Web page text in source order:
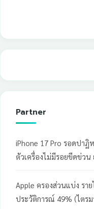
Partner
iPhone 17 Pro รอดปาฏิ
ตัวเครื่องไม่มีรอยขีดข่วน
Apple ครองส่วนแบ่ง รา
ประวัติการณ์ 49% (ไตร